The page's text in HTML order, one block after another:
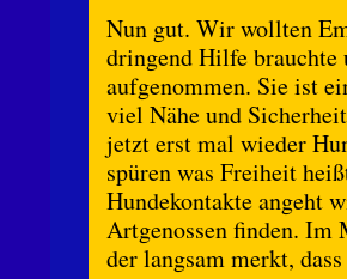
Nun gut. Wir wollten
dringend Hilfe brauchte
aufgenommen. Sie ist
viel Nähe und
jetzt erst mal wieder
spüren was Freiheit
Hundekontakte angeht
Artgenossen finden. Im
der langsam merkt,